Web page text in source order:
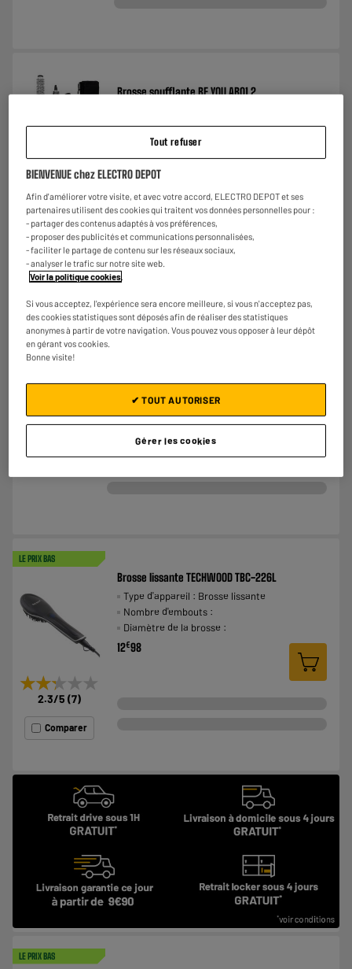
★★★★★
★★★★★
Comparer
Brosse soufflante BE YOU AB01.2
Nombre d'embouts : 5
Diamètre de la brosse :
17€98
ARRIVAGE
Multistyler HARPER - Brosse soufflante 5 en 1 -
AIRPRO4T
LE PRIX BAS
★★★★★
★★★★★
2.3/5 (7)
Comparer
Brosse lissante TECHWOOD TBC-226L
Type d'appareil : Brosse lissante
Nombre d'embouts :
Diamètre de la brosse :
12€98
LE PRIX BAS
Tout refuser
BIENVENUE chez ELECTRO DEPOT
Afin d'améliorer votre visite, et avec votre accord, ELECTRO DEPOT et ses
partenaires utilisent des cookies qui traitent vos données personnelles pour :
- partager des contenus adaptés à vos préférences,
- proposer des publicités et communications personnalisées,
- faciliter le partage de contenu sur les réseaux sociaux,
- analyser le trafic sur notre site web.
Voir la politique cookies.
Si vous acceptez, l'expérience sera encore meilleure, si vous n'acceptez pas,
des cookies statistiques sont déposés afin de réaliser des statistiques
anonymes à partir de votre navigation. Vous pouvez vous opposer à leur dépôt
en gérant vos cookies.
Bonne visite!
Gérer les cookies
✔ TOUT AUTORISER